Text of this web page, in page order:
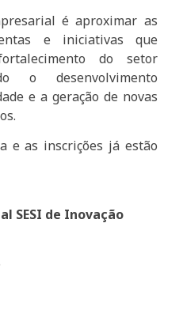
é aproximar as
e iniciativas que
do setor
o desenvolvimento
e a geração de novas
e as inscrições já estão
SESI de Inovação